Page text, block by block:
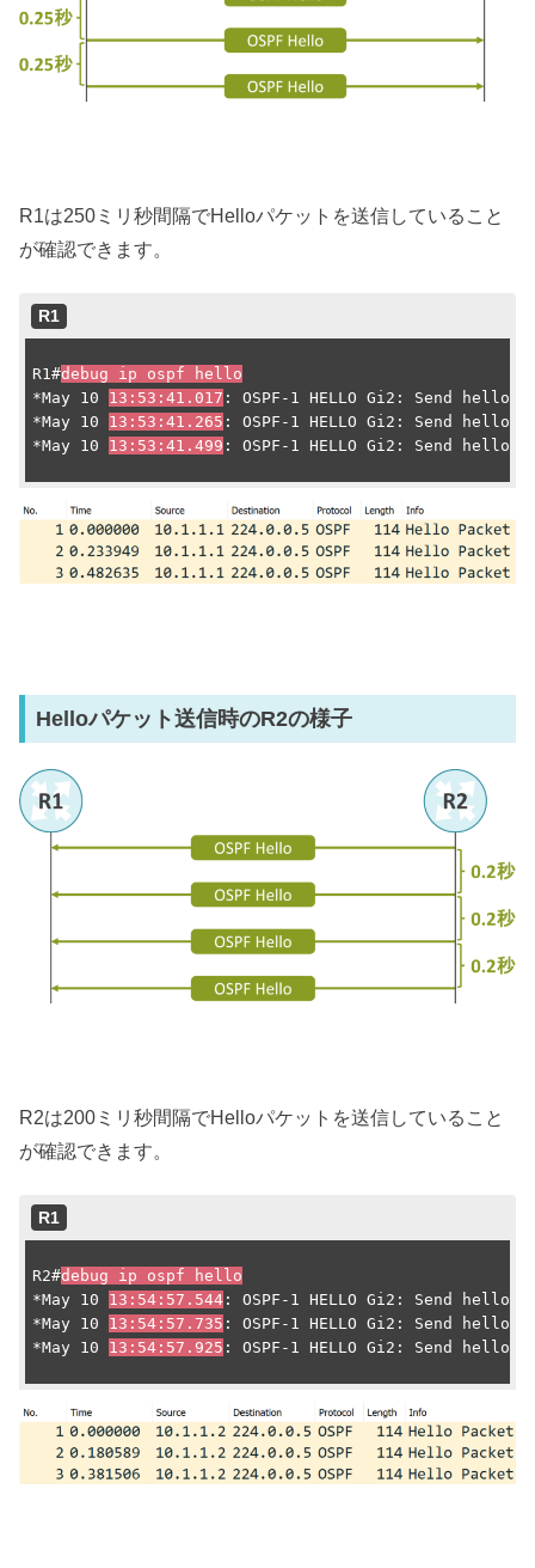
R1は250ミリ秒間隔でHelloパケットを送信していること
が確認できます。
R1
R1#debug ip ospf hello
*May 10 13:53:41.017 : OSPF-1 HELLO Gi2: Send
*May 10 13:53:41.265 : OSPF-1 HELLO Gi2: Send
*May 10 13:53:41.499 : OSPF-1 HELLO Gi2: Send
Helloパケット送信時のR2の様子
R2は200ミリ秒間隔でHelloパケットを送信していること
が確認できます。
R1
R2#debug ip ospf hello
*May 10 13:54:57.544 : OSPF-1 HELLO Gi2: Send
*May 10 13:54:57.735 : OSPF-1 HELLO Gi2: Send
*May 10 13:54:57.925 : OSPF-1 HELLO Gi2: Send